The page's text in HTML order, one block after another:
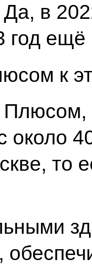
Да, в
год
к
Плюсом,
около
то